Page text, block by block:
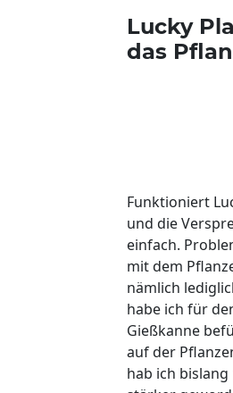
Lucky
das
Funktioniert
und die
einfach.
mit dem
nämlich
habe ich für
Gießkanne
auf der
hab ich